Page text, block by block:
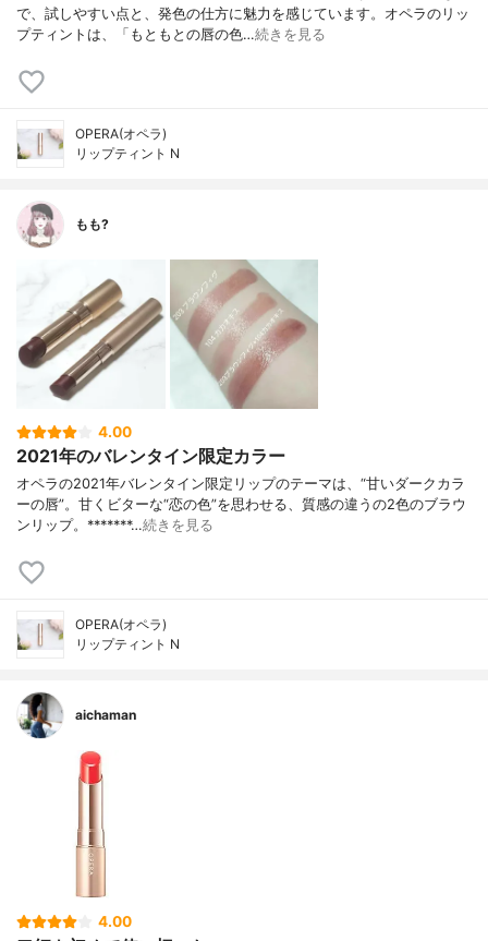
で、試しやすい点と、発色の仕方に魅力を感じています。オペラのリッ
プティントは、「もともとの唇の色…続きを見る
OPERA(オペラ)
リップティント N
もも?
4.00
2021年のバレンタイン限定カラー
オペラの2021年バレンタイン限定リップのテーマは、“甘いダークカラ
ーの唇”。甘くビターな“恋の色”を思わせる、質感の違うの2色のブラウ
ンリップ。*******…続きを見る
OPERA(オペラ)
リップティント N
aichaman
4.00